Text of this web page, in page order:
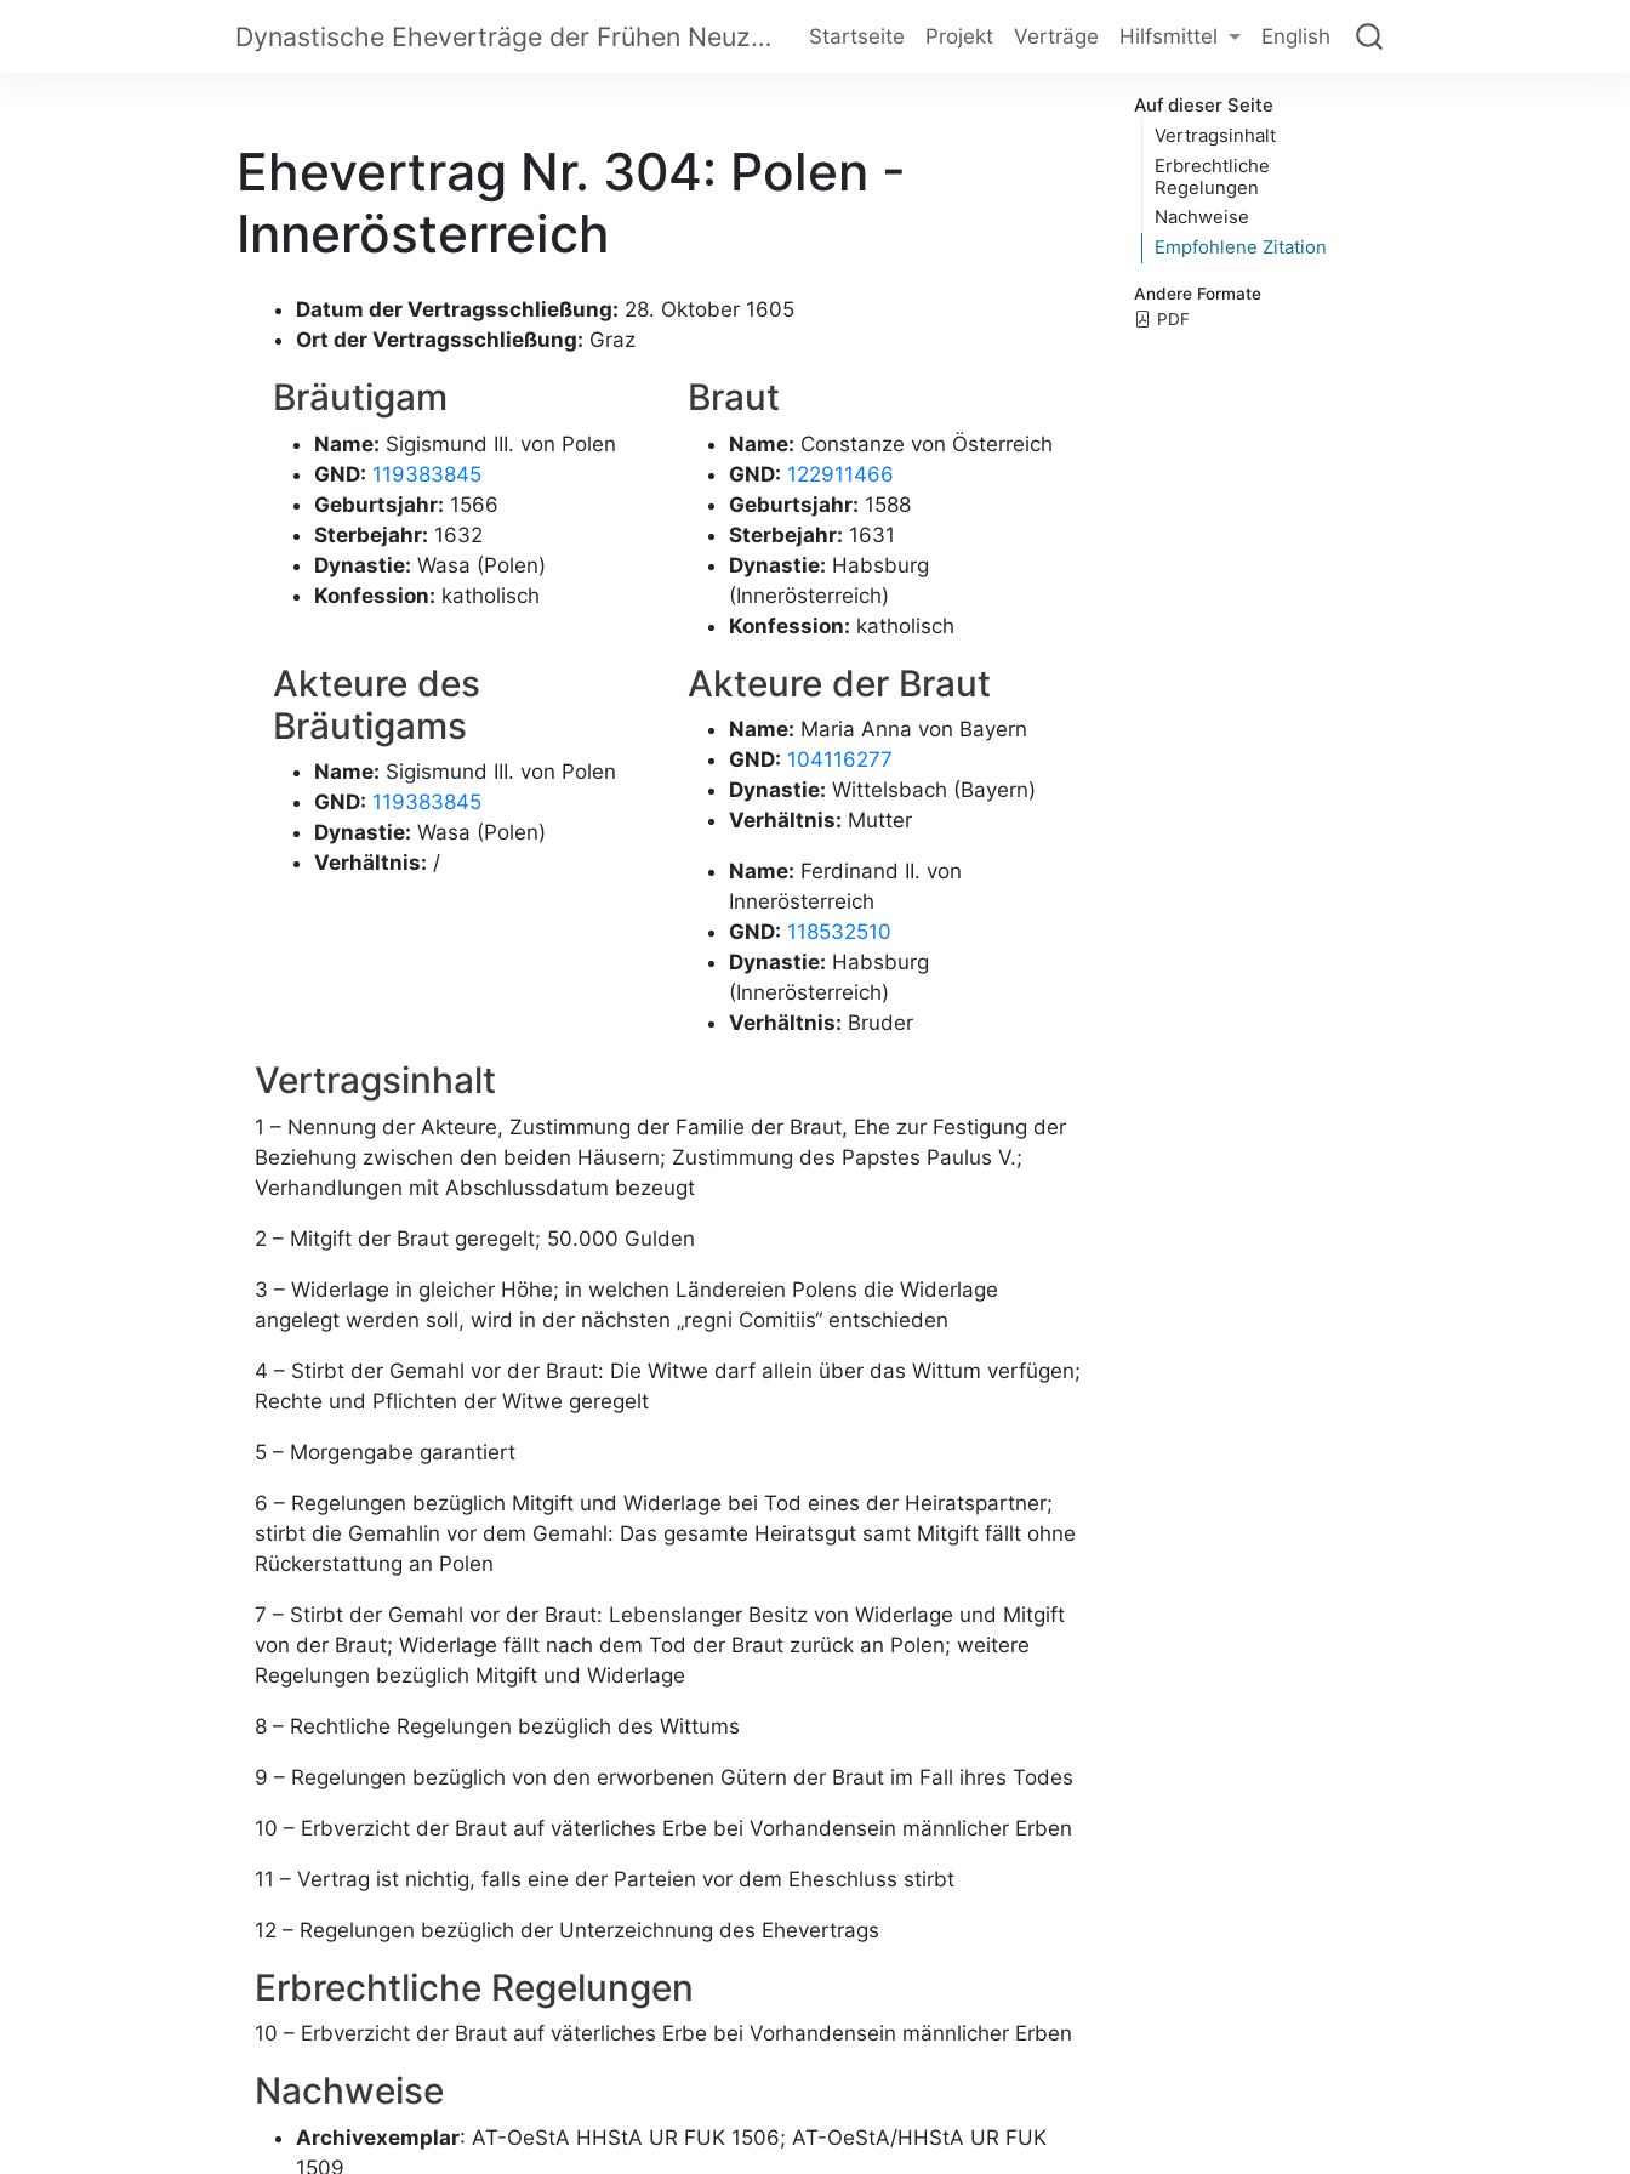
Dynastische Eheverträge der Frühen Neuzeit Startseite Projekt Verträge Hilfsmittel English
Auf dieser Seite
Vertragsinhalt
Erbrechtliche
Regelungen
Nachweise
Empfohlene Zitation
Andere Formate
PDF
Ehevertrag Nr. 304: Polen -
Innerösterreich
Datum der Vertragsschließung: 28. Oktober 1605
Ort der Vertragsschließung: Graz
Bräutigam
Name: Sigismund III. von Polen
GND: 119383845
Geburtsjahr: 1566
Sterbejahr: 1632
Dynastie: Wasa (Polen)
Konfession: katholisch
Braut
Name: Constanze von Österreich
GND: 122911466
Geburtsjahr: 1588
Sterbejahr: 1631
Dynastie: Habsburg
(Innerösterreich)
Konfession: katholisch
Akteure des
Bräutigams
Name: Sigismund III. von Polen
GND: 119383845
Dynastie: Wasa (Polen)
Verhältnis: /
Akteure der Braut
Name: Maria Anna von Bayern
GND: 104116277
Dynastie: Wittelsbach (Bayern)
Verhältnis: Mutter
Name: Ferdinand II. von
Innerösterreich
GND: 118532510
Dynastie: Habsburg
(Innerösterreich)
Verhältnis: Bruder
Vertragsinhalt
1 – Nennung der Akteure, Zustimmung der Familie der Braut, Ehe zur Festigung der
Beziehung zwischen den beiden Häusern; Zustimmung des Papstes Paulus V.;
Verhandlungen mit Abschlussdatum bezeugt
2 – Mitgift der Braut geregelt; 50.000 Gulden
3 – Widerlage in gleicher Höhe; in welchen Ländereien Polens die Widerlage
angelegt werden soll, wird in der nächsten „regni Comitiis“ entschieden
4 – Stirbt der Gemahl vor der Braut: Die Witwe darf allein über das Wittum verfügen;
Rechte und Pflichten der Witwe geregelt
5 – Morgengabe garantiert
6 – Regelungen bezüglich Mitgift und Widerlage bei Tod eines der Heiratspartner;
stirbt die Gemahlin vor dem Gemahl: Das gesamte Heiratsgut samt Mitgift fällt ohne
Rückerstattung an Polen
7 – Stirbt der Gemahl vor der Braut: Lebenslanger Besitz von Widerlage und Mitgift
von der Braut; Widerlage fällt nach dem Tod der Braut zurück an Polen; weitere
Regelungen bezüglich Mitgift und Widerlage
8 – Rechtliche Regelungen bezüglich des Wittums
9 – Regelungen bezüglich von den erworbenen Gütern der Braut im Fall ihres Todes
10 – Erbverzicht der Braut auf väterliches Erbe bei Vorhandensein männlicher Erben
11 – Vertrag ist nichtig, falls eine der Parteien vor dem Eheschluss stirbt
12 – Regelungen bezüglich der Unterzeichnung des Ehevertrags
Erbrechtliche Regelungen
10 – Erbverzicht der Braut auf väterliches Erbe bei Vorhandensein männlicher Erben
Nachweise
Archivexemplar: AT-OeStA HHStA UR FUK 1506; AT-OeStA/HHStA UR FUK
1509